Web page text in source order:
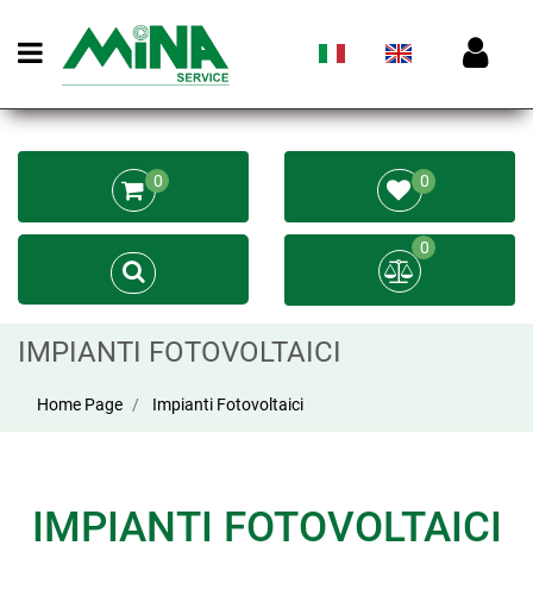
Open menu
0 0
0
IMPIANTI FOTOVOLTAICI
Home Page Impianti Fotovoltaici
IMPIANTI FOTOVOLTAICI